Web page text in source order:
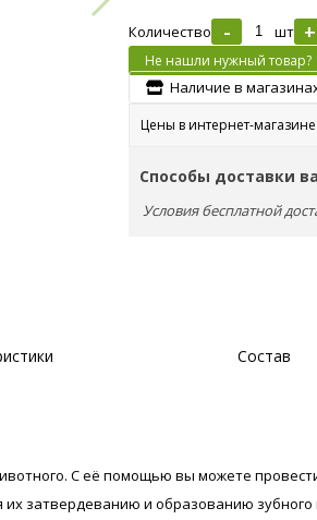
Количество - шт +
Не нашли нужный товар?
Наличие в
Цены в интернет-
Способы доставки
Условия бесплатной
Состав
С её помощью вы можете
затвердеванию и образованию